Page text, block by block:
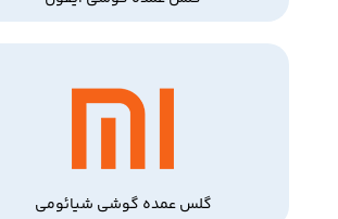
گلس عمده گوشی شیائومی